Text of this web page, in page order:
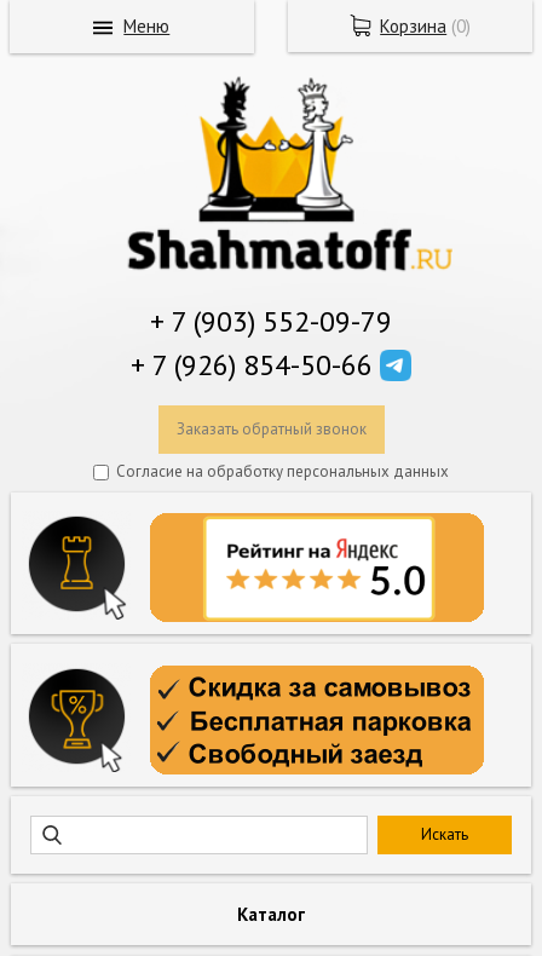
+ 7 (903) 552-09-79
+ 7 (926) 854-50-66
Заказать обратный звонок
Согласие на обработку персональных данных
Каталог
Корзина (0)
Меню